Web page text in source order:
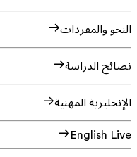
النحو والمفردات
نصائح الدراسة
الإنجليزية المهنية
English Live